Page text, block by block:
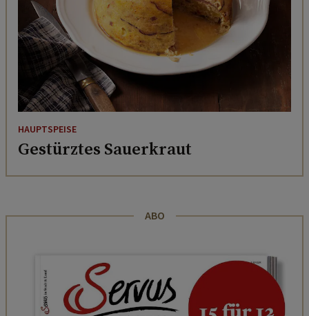
HAUPTSPEISE
Gestürztes Sauerkraut
ABO